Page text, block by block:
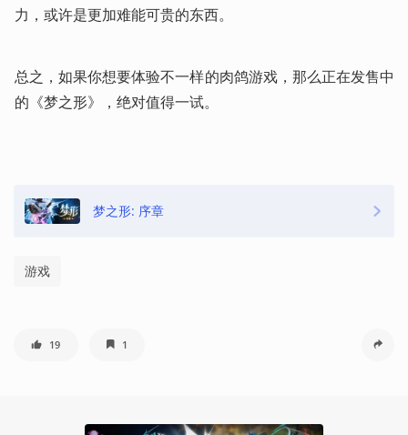
力，或许是更加难能可贵的东西。
总之，如果你想要体验不一样的肉鸽游戏，那么正在发售中
的《梦之形》，绝对值得一试。
梦之形: 序章
游戏
19 1